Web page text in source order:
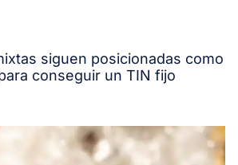
siguen posicionadas como
conseguir un TIN fijo